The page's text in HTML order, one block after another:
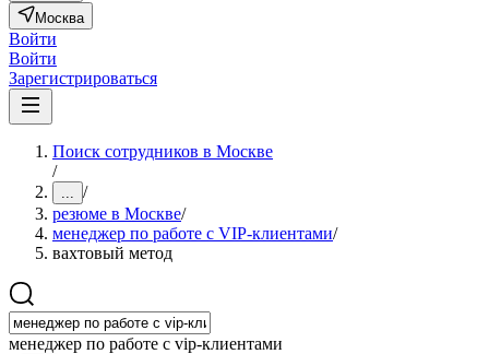
Москва
Войти
Войти
Зарегистрироваться
Поиск сотрудников в Москве
/
... /
резюме в Москве/
менеджер по работе с VIP-клиентами/
вахтовый метод
менеджер по работе с vip-клиентами